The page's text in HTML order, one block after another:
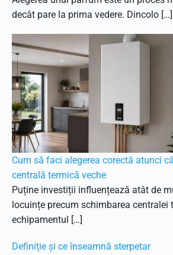
decât pare la prima vedere. Dincolo […]
Cum să faci alegerea corectă atunci
centrală termică veche
Puține investiții influențează atât de
locuințe precum schimbarea centralei
echipamentul […]
Definiție și ce înseamnă sterpetar